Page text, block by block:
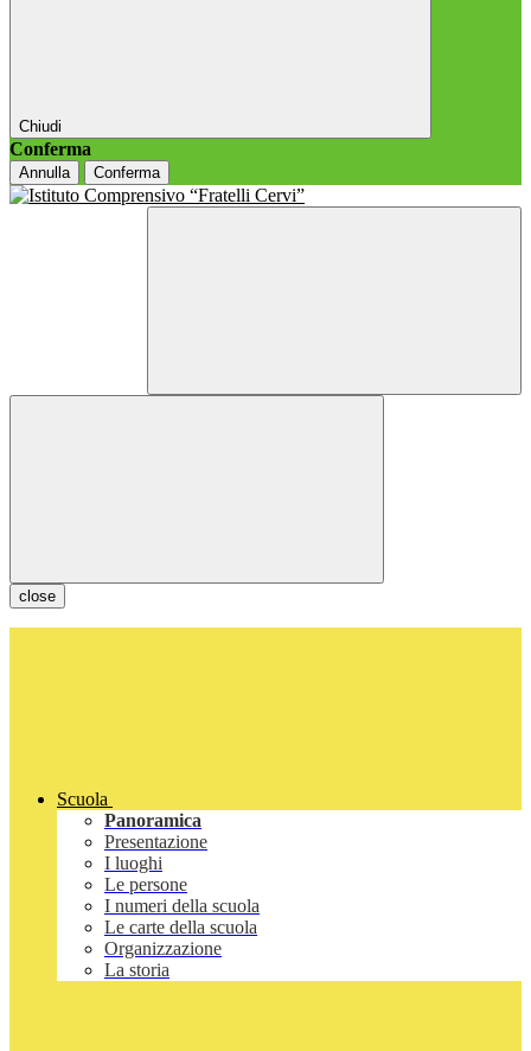
Chiudi
Conferma
Annulla Conferma
close
Scuola
Panoramica
Presentazione
I luoghi
Le persone
I numeri della scuola
Le carte della scuola
Organizzazione
La storia